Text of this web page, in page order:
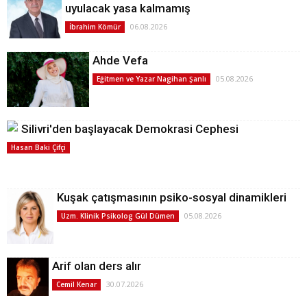
uyulacak yasa kalmamış
İbrahim Kömür 06.08.2026
Ahde Vefa
Eğitmen ve Yazar Nagihan Şanlı 05.08.2026
Silivri'den başlayacak Demokrasi Cephesi
Hasan Baki Çifçi
Kuşak çatışmasının psiko-sosyal dinamikleri
Uzm. Klinik Psikolog Gül Dümen 05.08.2026
Arif olan ders alır
Cemil Kenar 30.07.2026